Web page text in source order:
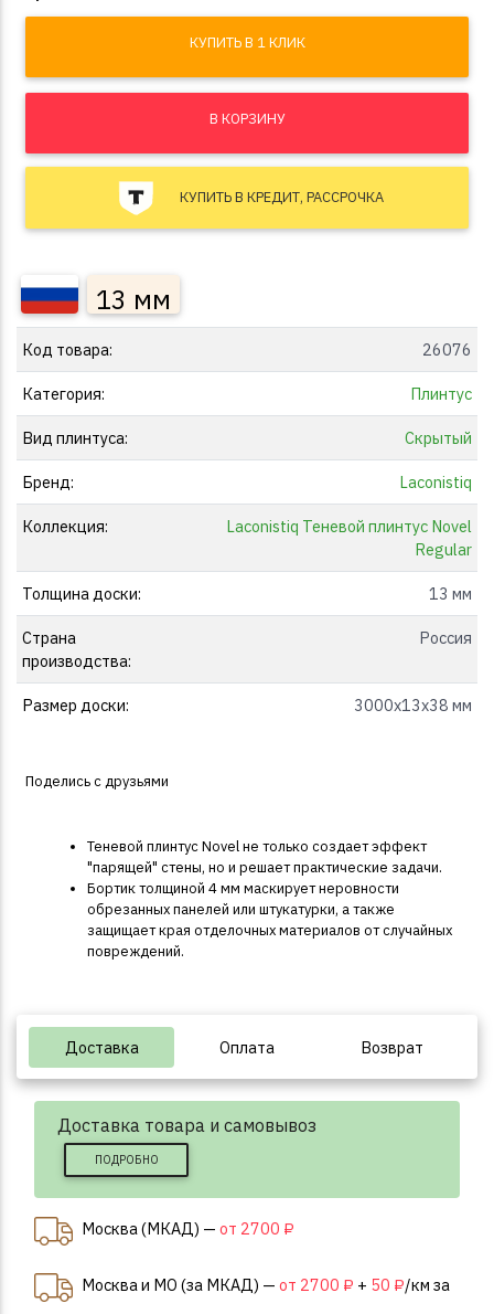
КУПИТЬ В 1 КЛИК
В КОРЗИНУ
КУПИТЬ В КРЕДИТ, РАССРОЧКА
13 мм
Код товара: 26076
Категория: Плинтус
Вид плинтуса: Скрытый
Бренд: Laconistiq
Коллекция:
Laconistiq Теневой плинтус Novel
Regular
Толщина доски: 13 мм
Страна
производства:
Россия
Размер доски: 3000x13x38 мм
Поделись с друзьями
Теневой плинтус Novel не только создает эффект
"парящей" стены, но и решает практические задачи.
Бортик толщиной 4 мм маскирует неровности
обрезанных панелей или штукатурки, а также
защищает края отделочных материалов от случайных
повреждений.
Доставка Оплата Возврат
Доставка товара и самовывоз
ПОДРОБНО
Москва (МКАД) — от 2700 ₽
Москва и МО (за МКАД) — от 2700 ₽ + 50 ₽/км за